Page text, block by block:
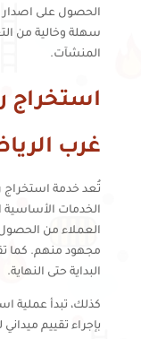
الحصول على اصدار
سهلة وخالية من
المنشآت.
استخراج
غرب
تُعد خدمة استخراج
الخدمات
العملاء من
مجهود منهم. كما
البداية حتى النهاية.
كذلك، تبدأ عملية
بإجراء تقييم